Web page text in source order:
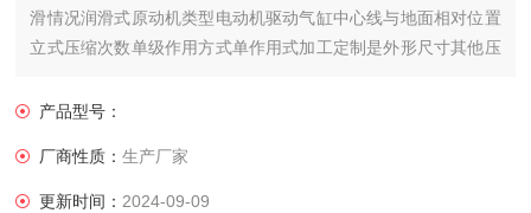
滑情况润滑式原动机类型电动机驱动气缸中心线与地面相对位置
立式压缩次数单级作用方式单作用式加工定制是外形尺寸其他压
产品型号：
厂商性质：生产厂家
更新时间： 2024-09-09